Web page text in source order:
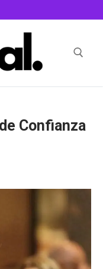
Confianza